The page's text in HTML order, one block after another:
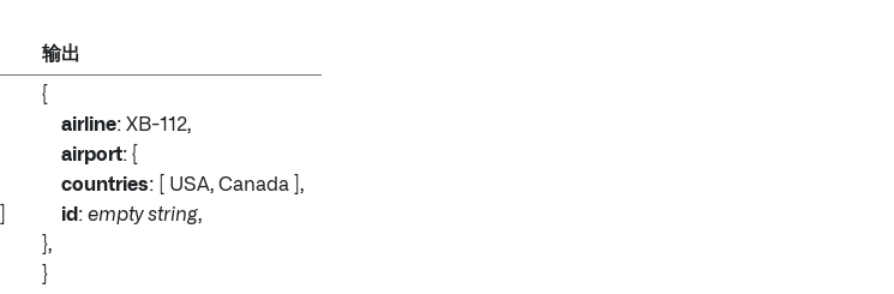
输出
{
airline: XB-112,
airport: {
countries: [ USA, Canada ],
id : empty string,
},
}